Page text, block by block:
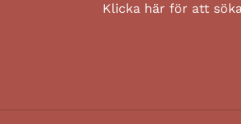
Klicka här för att